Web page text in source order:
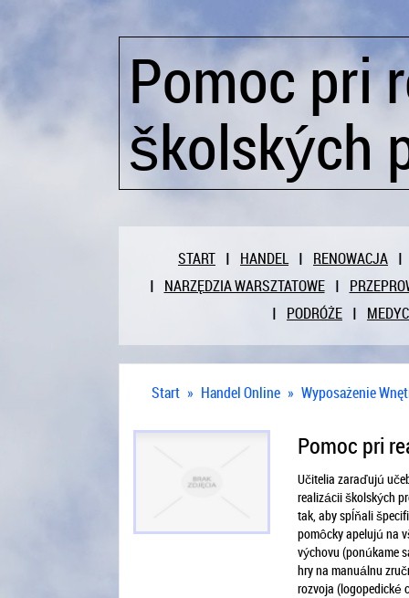
Pomoc pri
školských
START HANDEL
RENOWACJA
NARZĘDZIA WARSZTATOWE
PODRÓŻE
Start » Handel Online » Wyposażenie
Pomoc pri
Učitelia zaraďujú
realizácii školských
tak, aby spĺňali
pomôcky apelujú na
výchovu (ponúkame
hry na manuálnu
rozvoja (logopedické